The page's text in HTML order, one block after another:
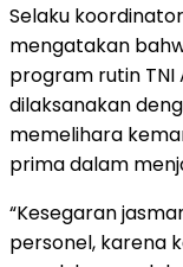
Selaku
mengatakan
program rutin
dilaksanakan
memelihara
prima dalam
“Kesegaran
personel, karena